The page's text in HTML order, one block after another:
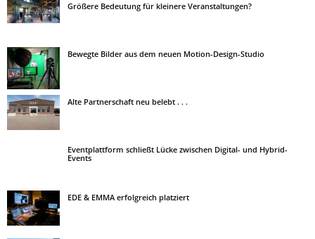
Größere Bedeutung für kleinere Veranstaltungen?
Bewegte Bilder aus dem neuen Motion-Design-Studio
Alte Partnerschaft neu belebt . . .
Eventplattform schließt Lücke zwischen Digital- und Hybrid-
Events
EDE & EMMA erfolgreich platziert